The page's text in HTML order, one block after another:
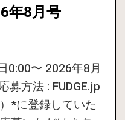
年8月号
0:00〜 2026年8月
方法 : FUDGE.jp
*に登録していた